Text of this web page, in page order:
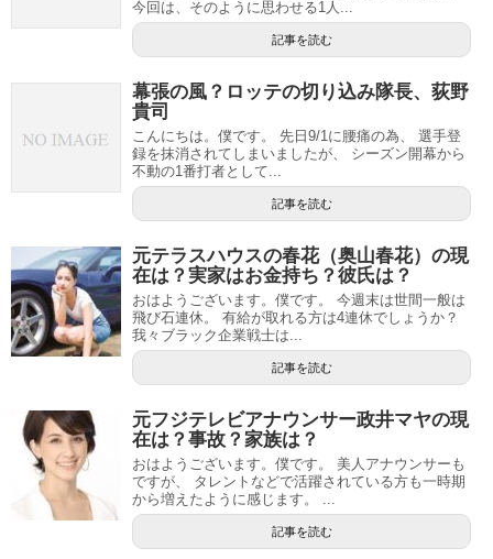
今回は、そのように思わせる1人...
記事を読む
幕張の風？ロッテの切り込み隊長、荻野
貴司
こんにちは。僕です。 先日9/1に腰痛の為、 選手登
録を抹消されてしまいましたが、 シーズン開幕から
不動の1番打者として...
記事を読む
元テラスハウスの春花（奥山春花）の現
在は？実家はお金持ち？彼氏は？
おはようございます。僕です。 今週末は世間一般は
飛び石連休。 有給が取れる方は4連休でしょうか？
我々ブラック企業戦士は...
記事を読む
元フジテレビアナウンサー政井マヤの現
在は？事故？家族は？
おはようございます。僕です。 美人アナウンサーも
ですが、 タレントなどで活躍されている方も一時期
から増えたように感じます。 ...
記事を読む